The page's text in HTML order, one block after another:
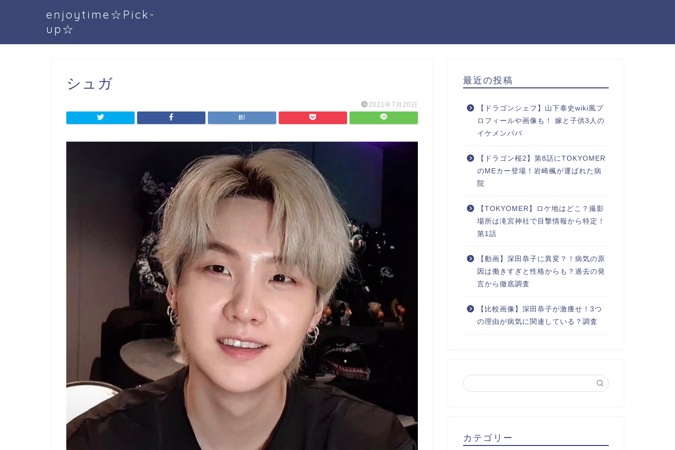
enjoytime☆Pick-
up☆
シュガ
2021年7月20日
最近の投稿
【ドラゴンシェフ】山下泰史wiki風プ
ロフィールや画像も！ 嫁と子供3人の
イケメンパパ
【ドラゴン桜2】第8話にTOKYOMER
のMEカー登場！岩崎楓が運ばれた病
院
【TOKYOMER】ロケ地はどこ？撮影
場所は滝宮神社で目撃情報から特定！
第1話
【動画】深田恭子に異変？！病気の原
因は働きすぎと性格からも？過去の発
言から徹底調査
【比較画像】深田恭子が激痩せ！3つ
の理由が病気に関連している？調査
カテゴリー